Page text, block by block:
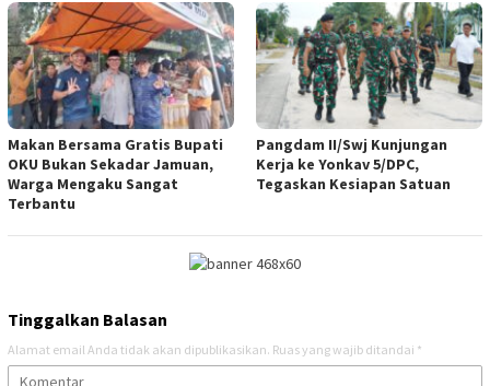
Makan Bersama Gratis Bupati
OKU Bukan Sekadar Jamuan,
Warga Mengaku Sangat
Terbantu
Pangdam II/Swj Kunjungan
Kerja ke Yonkav 5/DPC,
Tegaskan Kesiapan Satuan
Tinggalkan Balasan
Alamat email Anda tidak akan dipublikasikan. Ruas yang wajib ditandai *